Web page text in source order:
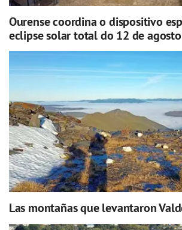
Ourense coordina o dispositivo
eclipse solar total do 12 de agosto
Las montañas que levantaron